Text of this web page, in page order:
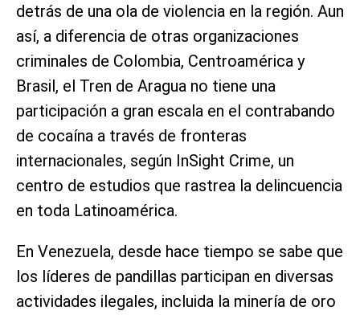
detrás de una ola de violencia en la región. Aun
así, a diferencia de otras organizaciones
criminales de Colombia, Centroamérica y
Brasil, el Tren de Aragua no tiene una
participación a gran escala en el contrabando
de cocaína a través de fronteras
internacionales, según InSight Crime, un
centro de estudios que rastrea la delincuencia
en toda Latinoamérica.
En Venezuela, desde hace tiempo se sabe que
los líderes de pandillas participan en diversas
actividades ilegales, incluida la minería de oro